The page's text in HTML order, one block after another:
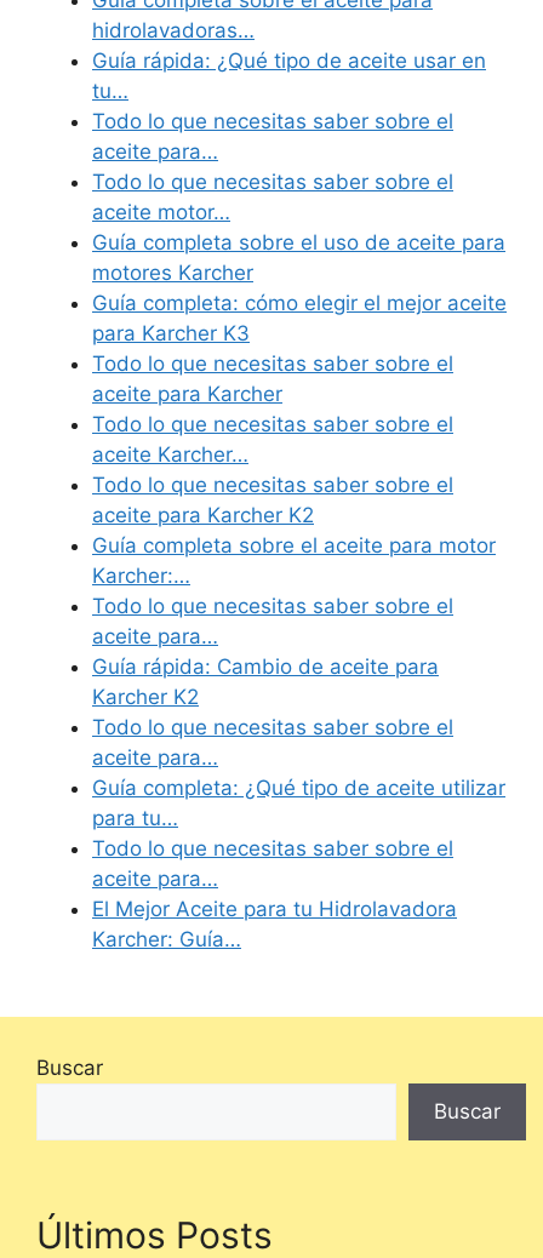
hidrolavadoras…
Guía rápida: ¿Qué tipo de aceite usar en
tu…
Todo lo que necesitas saber sobre el
aceite para…
Todo lo que necesitas saber sobre el
aceite motor…
Guía completa sobre el uso de aceite para
motores Karcher
Guía completa: cómo elegir el mejor aceite
para Karcher K3
Todo lo que necesitas saber sobre el
aceite para Karcher
Todo lo que necesitas saber sobre el
aceite Karcher…
Todo lo que necesitas saber sobre el
aceite para Karcher K2
Guía completa sobre el aceite para motor
Karcher:…
Todo lo que necesitas saber sobre el
aceite para…
Guía rápida: Cambio de aceite para
Karcher K2
Todo lo que necesitas saber sobre el
aceite para…
Guía completa: ¿Qué tipo de aceite utilizar
para tu…
Todo lo que necesitas saber sobre el
aceite para…
El Mejor Aceite para tu Hidrolavadora
Karcher: Guía…
Buscar
Buscar
Últimos Posts